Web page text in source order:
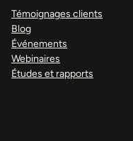
Témoignages clients
Blog
Événements
Webinaires
Études et rapports